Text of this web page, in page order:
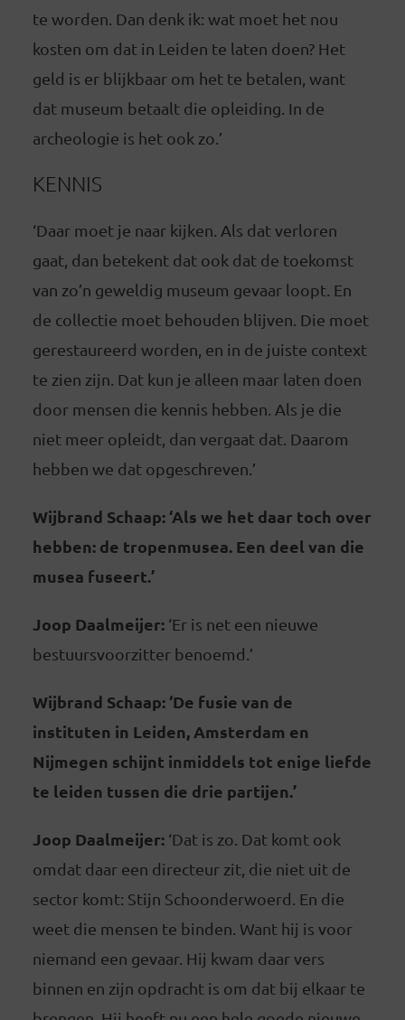
te worden. Dan denk ik: wat moet het nou
kosten om dat in Leiden te laten doen? Het
geld is er blijkbaar om het te betalen, want
dat museum betaalt die opleiding. In de
archeologie is het ook zo.’
KENNIS
‘Daar moet je naar kijken. Als dat verloren
gaat, dan betekent dat ook dat de toekomst
van zo’n geweldig museum gevaar loopt. En
de collectie moet behouden blijven. Die moet
gerestaureerd worden, en in de juiste context
te zien zijn. Dat kun je alleen maar laten doen
door mensen die kennis hebben. Als je die
niet meer opleidt, dan vergaat dat. Daarom
hebben we dat opgeschreven.’
Wijbrand Schaap: ‘Als we het daar toch over
hebben: de tropenmusea. Een deel van die
musea fuseert.’
Joop Daalmeijer:‘Er is net een nieuwe
bestuursvoorzitter benoemd.’
Wijbrand Schaap: ‘De fusie van de
instituten in Leiden, Amsterdam en
Nijmegen schijnt inmiddels tot enige liefde
te leiden tussen die drie partijen.’
Joop Daalmeijer:‘Dat is zo. Dat komt ook
omdat daar een directeur zit, die niet uit de
sector komt: Stijn Schoonderwoerd. En die
weet die mensen te binden. Want hij is voor
niemand een gevaar. Hij kwam daar vers
binnen en zijn opdracht is om dat bij elkaar te